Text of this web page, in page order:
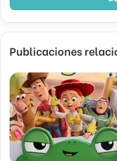
Publicaciones